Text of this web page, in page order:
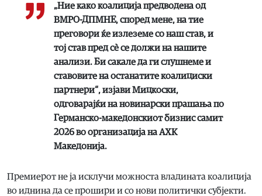
„Ние како коалиција предводена од
ВМРО-ДПМНЕ, според мене, на тие
преговори ќе излеземе со наш став, и
тој став пред сè се должи на нашите
анализи. Би сакале да ги слушнеме и
ставовите на останатите коалициски
партнери“, изјави Мицкоски,
одговарајќи на новинарски прашања по
Германско-македонскиот бизнис самит
2026 во организација на АХК
Македонија.
Премиерот не ја исклучи можноста владината коалиција
во иднина да се прошири и со нови политички субјекти.